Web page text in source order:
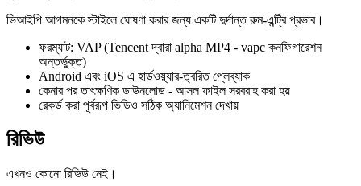
ভিআইপি আগমনকে স্টাইলে ঘোষণা করার জন্য একটি দুর্দান্ত রুম-এন্ট্রি প্রভাব।
ফরম্যাট: VAP (Tencent দ্বারা alpha MP4 - vapc কনফিগারেশন
অন্তর্ভুক্ত)
Android এবং iOS এ হার্ডওয়্যার-ত্বরিত প্লেব্যাক
কেনার পর তাৎক্ষণিক ডাউনলোড - আসল ফাইল সরবরাহ করা হয়
রেকর্ড করা পূর্বরূপ ভিডিও সঠিক অ্যানিমেশন দেখায়
রিভিউ
এখনও কোনো রিভিউ নেই।